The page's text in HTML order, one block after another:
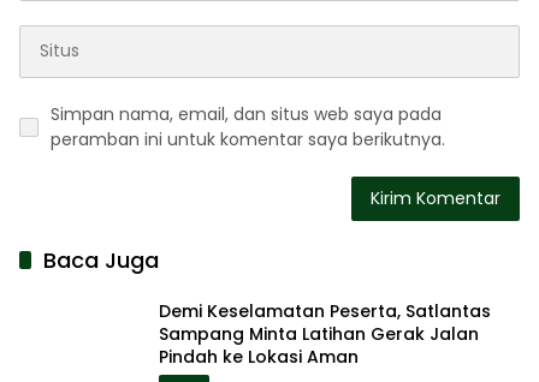
Simpan nama, email, dan situs web saya pada
peramban ini untuk komentar saya berikutnya.
Baca Juga
Demi Keselamatan Peserta, Satlantas
Sampang Minta Latihan Gerak Jalan
Pindah ke Lokasi Aman